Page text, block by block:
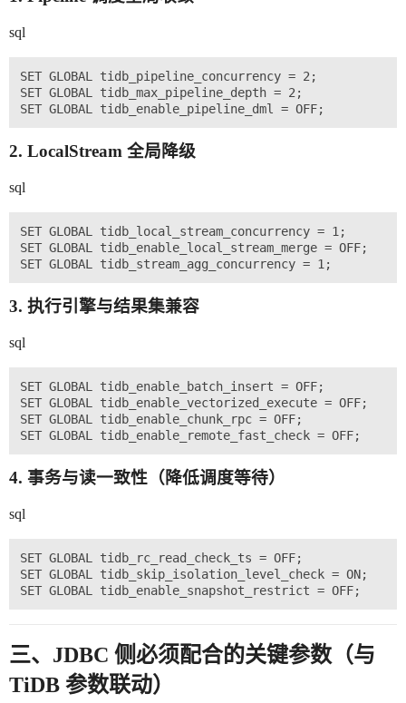
sql
SET GLOBAL tidb_pipeline_concurrency = 2;
SET GLOBAL tidb_max_pipeline_depth = 2;
2. LocalStream 全局降级
sql
SET GLOBAL tidb_local_stream_concurrency = 1;
SET GLOBAL tidb_enable_local_stream_merge = OFF;
3. 执行引擎与结果集兼容
sql
SET GLOBAL tidb_enable_batch_insert = OFF;
SET GLOBAL tidb_enable_vectorized_execute = OFF;     --
SET GLOBAL tidb_enable_chunk_rpc = OFF;              --
4. 事务与读一致性（降低调度等待）
sql
SET GLOBAL tidb_rc_read_check_ts = OFF;
SET GLOBAL tidb_skip_isolation_level_check = ON;
三、JDBC 侧必须配合的关键参数（与
TiDB 参数联动）